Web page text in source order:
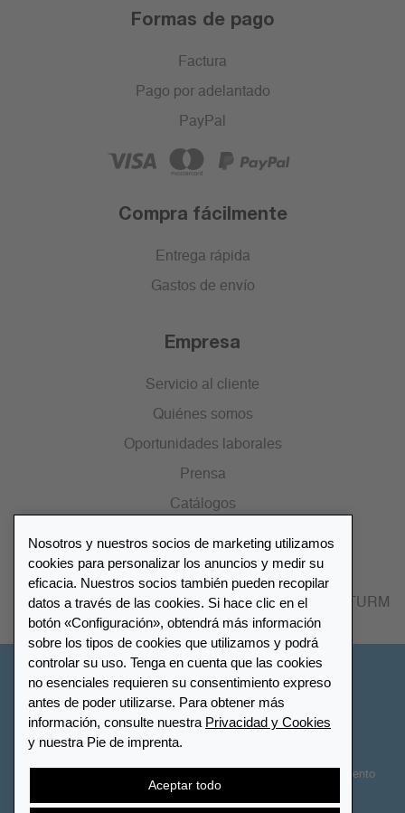
Formas de pago
Factura
Pago por adelantado
PayPal
Compra fácilmente
Entrega rápida
Gastos de envío
Empresa
Servicio al cliente
Quiénes somos
Oportunidades laborales
Prensa
Catálogos
Lista de distribuidores
Encuentre su distribuidor más cercano LEUCHTTURM
Nosotros y nuestros socios de marketing utilizamos
cookies para personalizar los anuncios y medir su
eficacia. Nuestros socios también pueden recopilar
datos a través de las cookies. Si hace clic en el
botón «Configuración», obtendrá más información
sobre los tipos de cookies que utilizamos y podrá
controlar su uso. Tenga en cuenta que las cookies
no esenciales requieren su consentimiento expreso
antes de poder utilizarse. Para obtener más
información, consulte nuestra Privacidad y Cookies
y nuestra Pie de imprenta.
Aceptar todo
Configuración de cookies Privacidad y Cookies
Declaración de accesibilidad
Derecho de desistimiento